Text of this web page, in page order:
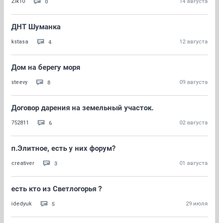
ДНТ Шуманка
kstasa 4 12 августа
Дом на берегу моря
steevy 8 09 августа
Договор дарения на земельный участок.
752811 6 02 августа
п.Элитное, есть у них форум?
creativer 3 01 августа
есть кто из Светлогорья ?
idedyuk 5 29 июля